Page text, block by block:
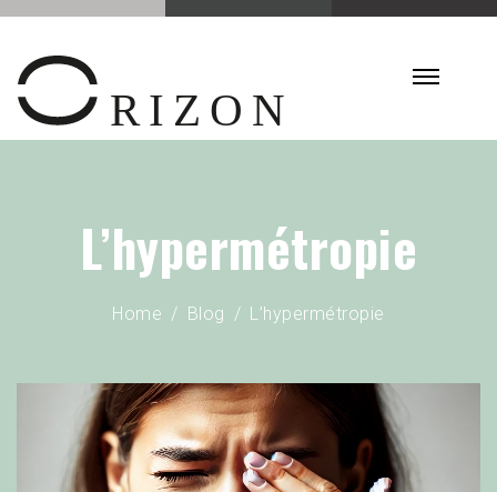
L’hypermétropie
Home Blog L’hypermétropie